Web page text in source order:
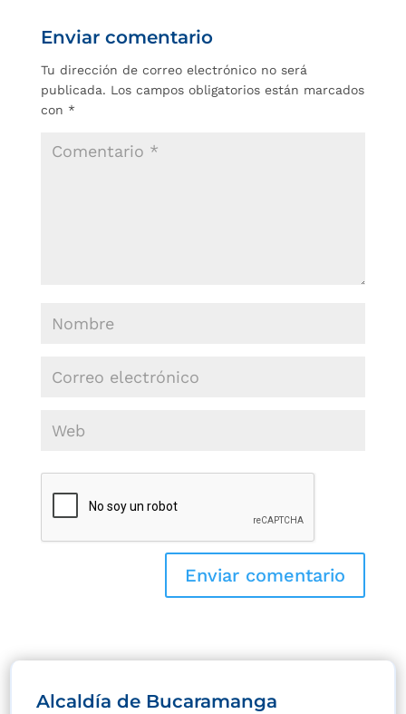
Enviar comentario
Tu dirección de correo electrónico no será
publicada. Los campos obligatorios están marcados
con *
Alcaldía de Bucaramanga